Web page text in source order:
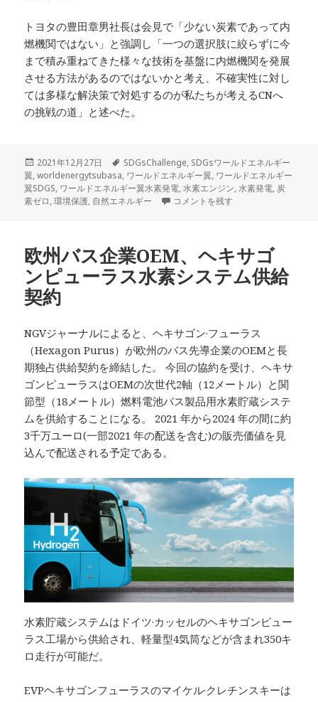
トヨタの豊田章男社長は会見で「少ない炭素であって内
燃機関ではない」と強調し「一つの選択肢に絞らずに今
まで積み重ねてきた様々な技術を基盤に内燃機関を発展
させる方法があるのではないかと考え、不確実性に対し
ては多様な解決策で対処するのが私たちが考えるCNへ
の挑戦の道」と述べた。
投
稿
日:
2021年12月27日
タ
グ
SDGsChallenge, SDGsワールドエネルギー
翼,worldenergytsubasa, ワールドエネルギー翼, ワールドエネルギー
翼SDGS, ワールドエネルギー翼水素発電,水素エンジン,水素発電,炭
素ゼロ,環境保護, 自然エネルギー 炭素ゼロのため水素エンジンの拡大
コメントを残す
欧州バス企業OEM、ヘキサゴ
ンピューラス水素システム供給
契約
NGVジャーナルによると、ヘキサゴン·フューラス
（Hexagon Purus）が欧州のバス先導企業のOEMと長
期独占供給契約を締結した。 今回の協約を受け、ヘキサ
ゴンピューラスはOEMの次世代2軸（12メートル）と関
節型（18メートル）燃料電池バス製品用水素貯蔵システ
ムを供給することになる。 2021 年から2024 年の間に約
3千万ユーロ(一部2021 年の配送を含む)の販売価値を見
込んで配送される予定である。
水素貯蔵システムはドイツ·カッセルのヘキサゴンピュー
ラス工場から供給され、軽量型4気筒などが含まれ350キ
ロ走行が可能だ。
EVPヘキサゴンフューラスのマイケル·クレチンスキーは